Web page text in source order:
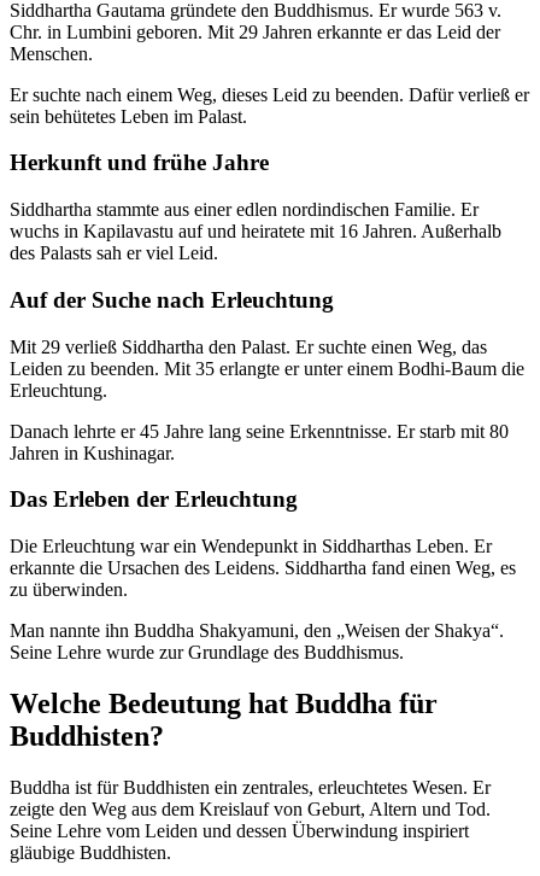
Siddhartha Gautama gründete den Buddhismus. Er wurde 563 v.
Chr. in Lumbini geboren. Mit 29 Jahren erkannte er das Leid der
Menschen.
Er suchte nach einem Weg, dieses Leid zu beenden. Dafür verließ er
sein behütetes Leben im Palast.
Herkunft und frühe Jahre
Siddhartha stammte aus einer edlen nordindischen Familie. Er
wuchs in Kapilavastu auf und heiratete mit 16 Jahren. Außerhalb
des Palasts sah er viel Leid.
Auf der Suche nach Erleuchtung
Mit 29 verließ Siddhartha den Palast. Er suchte einen Weg, das
Leiden zu beenden. Mit 35 erlangte er unter einem Bodhi-Baum die
Erleuchtung.
Danach lehrte er 45 Jahre lang seine Erkenntnisse. Er starb mit 80
Jahren in Kushinagar.
Das Erleben der Erleuchtung
Die Erleuchtung war ein Wendepunkt in Siddharthas Leben. Er
erkannte die Ursachen des Leidens. Siddhartha fand einen Weg, es
zu überwinden.
Man nannte ihn Buddha Shakyamuni, den „Weisen der Shakya“.
Seine Lehre wurde zur Grundlage des Buddhismus.
Welche Bedeutung hat Buddha für
Buddhisten?
Buddha ist für Buddhisten ein zentrales, erleuchtetes Wesen. Er
zeigte den Weg aus dem Kreislauf von Geburt, Altern und Tod.
Seine Lehre vom Leiden und dessen Überwindung inspiriert
gläubige Buddhisten.